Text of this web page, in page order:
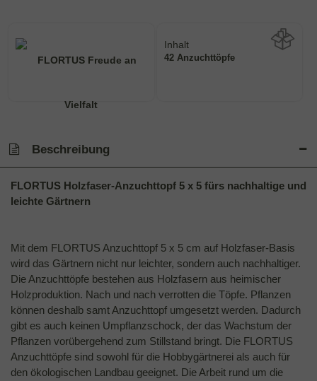
Inhalt
42 Anzuchttöpfe
Wie viel ist enthalten
Beschreibung
FLORTUS Holzfaser-Anzuchttopf 5 x 5 fürs nachhaltige und
leichte Gärtnern
Mit dem FLORTUS Anzuchttopf 5 x 5 cm auf Holzfaser-Basis
wird das Gärtnern nicht nur leichter, sondern auch nachhaltiger.
Die Anzuchttöpfe bestehen aus Holzfasern aus heimischer
Holzproduktion. Nach und nach verrotten die Töpfe. Pflanzen
können deshalb samt Anzuchttopf umgesetzt werden. Dadurch
gibt es auch keinen Umpflanzschock, der das Wachstum der
Pflanzen vorübergehend zum Stillstand bringt. Die FLORTUS
Anzuchttöpfe sind sowohl für die Hobbygärtnerei als auch für
den ökologischen Landbau geeignet. Die Arbeit rund um die